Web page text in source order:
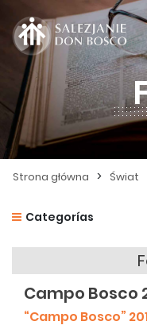
Strona główna > Świat
Categorías
Campo Bosco
“Campo Bosco”